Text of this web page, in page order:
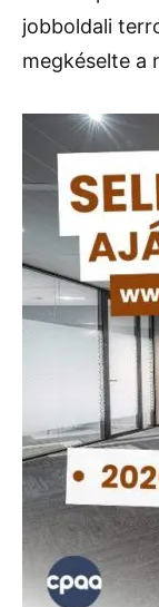
jobboldali
megkéselte a